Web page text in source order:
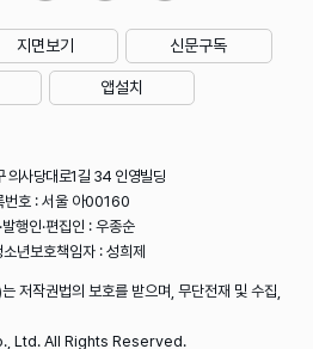
지면보기 신문구독
앱설치
의사당대로1길 34 인영빌딩
호 : 서울 아00160
행인·편집인 : 우종순
년보호책임자 : 성희제
저작권법의 보호를 받으며, 무단전재 및 수집,
Ltd. All Rights Reserved.